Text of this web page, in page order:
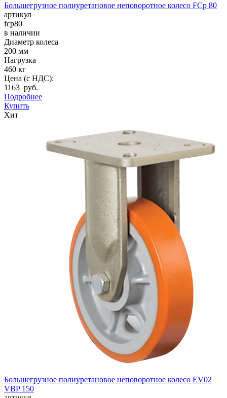
Большегрузное полиуретановое неповоротное колесо FCp 80
артикул
fcp80
в наличии
Диаметр колеса
200 мм
Нагрузка
460 кг
Цена (с НДС):
1163 руб.
Подробнее
Купить
Хит
Большегрузное полиуретановое неповоротное колесо EV02
VBP 150